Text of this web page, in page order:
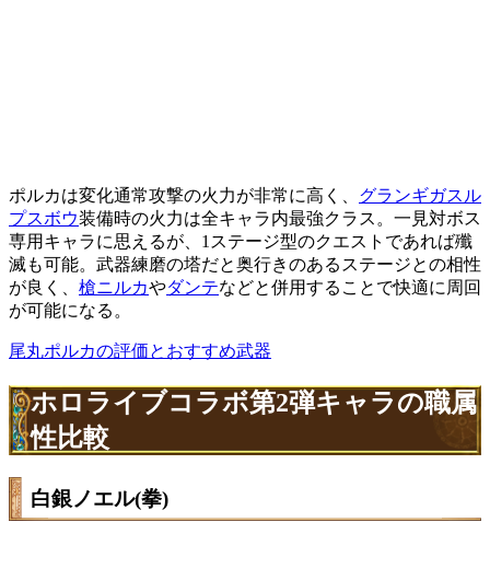
ポルカは変化通常攻撃の火力が非常に高く、 グランギガスル
プスボウ装備時の火力は全キャラ内最強クラス。一見対ボス
専用キャラに思えるが、1ステージ型のクエストであれば殲
滅も可能。武器練磨の塔だと奥行きのあるステージとの相性
が良く、 槍ニルカやダンテなどと併用することで快適に周回
が可能になる。
尾丸ポルカの評価とおすすめ武器
ホロライブコラボ第2弾キャラの職属
性比較
白銀ノエル(拳)